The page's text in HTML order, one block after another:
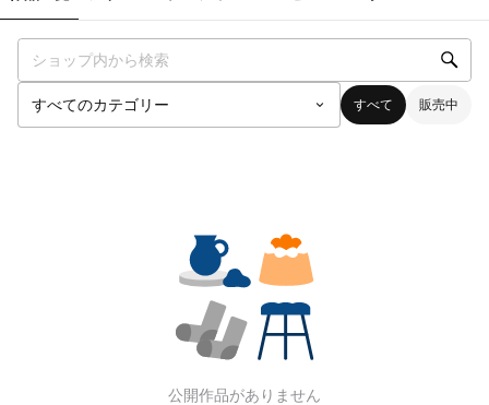
すべて 販売中
公開作品がありません